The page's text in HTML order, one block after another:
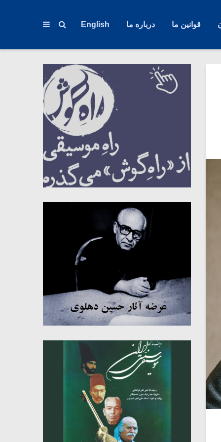
قوانین ما درباره ما English
میکلوش روژا